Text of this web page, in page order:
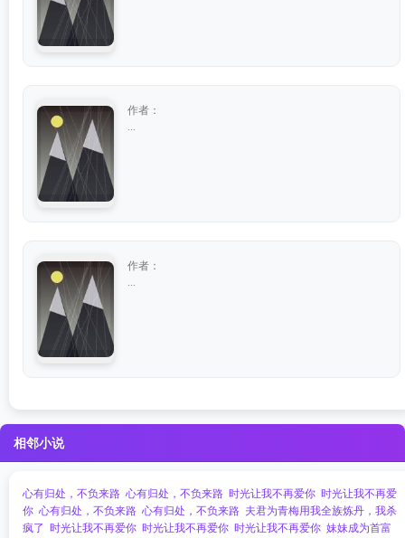
作者：
作者：
相邻小说
心有归处，不负来路 心有归处，不负来路 时光让我不再爱你 时光让我不再爱
你 心有归处，不负来路 心有归处，不负来路 夫君为青梅用我全族炼丹，我杀
疯了 时光让我不再爱你 时光让我不再爱你 时光让我不再爱你 妹妹成为首富